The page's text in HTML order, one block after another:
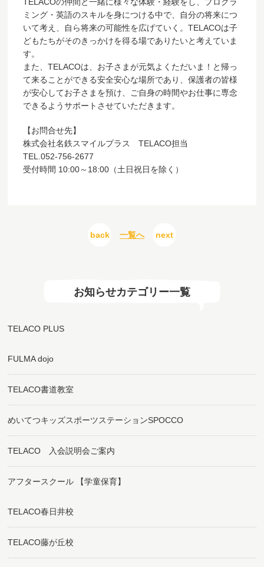
ミング・英語のスキルを身につける中で、自分の将来につ
いて考え、自ら将来の可能性を広げていく。TELACOは子
どもたちがそのきっかけを得る場でありたいと考えていま
す。
また、TELACOは、お子さまが元気よくただいま！と帰っ
て来ることができる安全安心な場所であり、保護者の皆様
が安心してお子さまを預け、ご自身の時間やお仕事に専念
できるようサポートさせていただきます。
【お問合せ先】
株式会社名鉄スマイルプラス TELACO担当
TEL.052-756-2677
受付時間 10:00～18:00（土日祝日を除く）
back 一覧へ next
お知らせカテゴリー一覧
TELACO PLUS
FULMA dojo
TELACO書道教室
めいてつキッズスポーツステーションSPOCCO
TELACO 入会説明会ご案内
アフタースクール 【学童保育】
TELACO春日井校
TELACO藤が丘校